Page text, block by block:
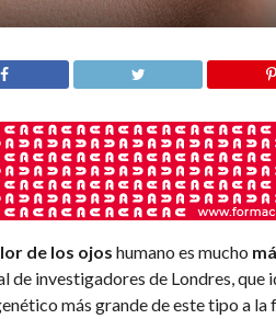
de los ojos humano es mucho
de investigadores de Londres, que
más grande de este tipo a